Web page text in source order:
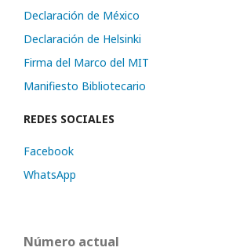
Declaración de México
Declaración de Helsinki
Firma del Marco del MIT
Manifiesto Bibliotecario
REDES SOCIALES
Facebook
WhatsApp
Número actual